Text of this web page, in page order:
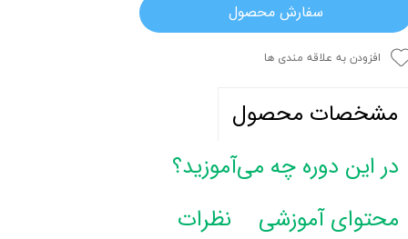
سفارش محصول
افزودن به علاقه مندی ها
مشخصات محصول
در این دوره چه می‌آموزید؟
محتوای آموزشی
نظرات